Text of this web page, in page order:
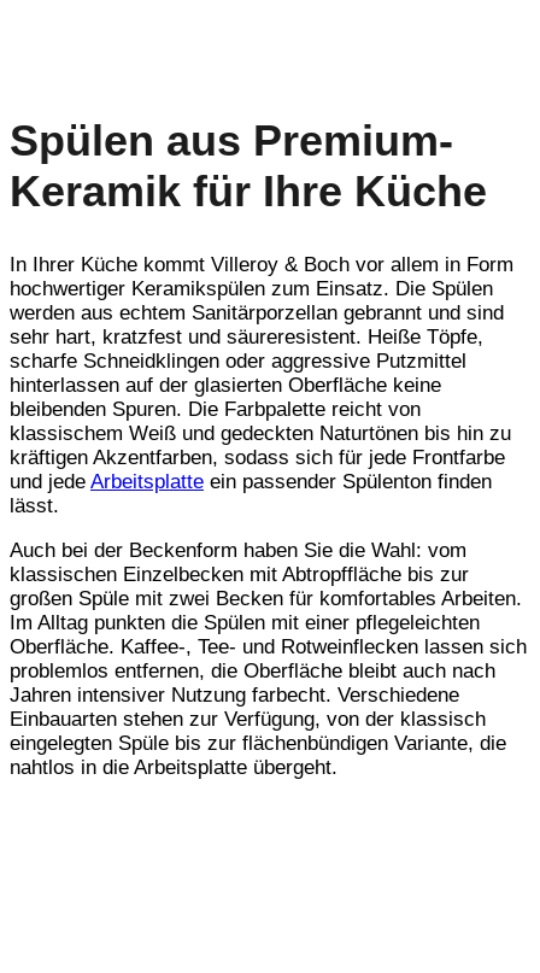
Spülen aus Premium-
Keramik für Ihre Küche
In Ihrer Küche kommt Villeroy & Boch vor allem in Form
hochwertiger Keramikspülen zum Einsatz. Die Spülen
werden aus echtem Sanitärporzellan gebrannt und sind
sehr hart, kratzfest und säureresistent. Heiße Töpfe,
scharfe Schneidklingen oder aggressive Putzmittel
hinterlassen auf der glasierten Oberfläche keine
bleibenden Spuren. Die Farbpalette reicht von
klassischem Weiß und gedeckten Naturtönen bis hin zu
kräftigen Akzentfarben, sodass sich für jede Frontfarbe
und jede Arbeitsplatte ein passender Spülenton finden
lässt.
Auch bei der Beckenform haben Sie die Wahl: vom
klassischen Einzelbecken mit Abtropffläche bis zur
großen Spüle mit zwei Becken für komfortables Arbeiten.
Im Alltag punkten die Spülen mit einer pflegeleichten
Oberfläche. Kaffee-, Tee- und Rotweinflecken lassen sich
problemlos entfernen, die Oberfläche bleibt auch nach
Jahren intensiver Nutzung farbecht. Verschiedene
Einbauarten stehen zur Verfügung, von der klassisch
eingelegten Spüle bis zur flächenbündigen Variante, die
nahtlos in die Arbeitsplatte übergeht.